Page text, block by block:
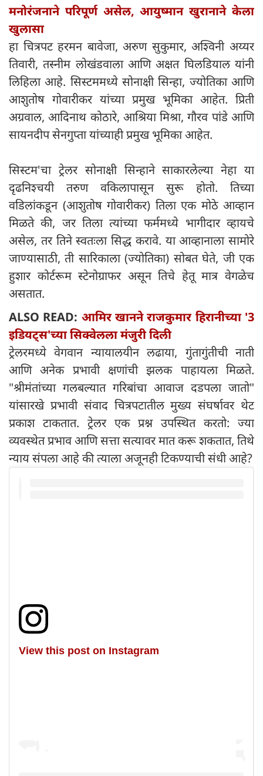
मनोरंजनाने परिपूर्ण असेल, आयुष्मान खुरानाने केला
खुलासा
हा चित्रपट हरमन बावेजा, अरुण सुकुमार, अश्विनी अय्यर
तिवारी, तस्नीम लोखंडवाला आणि अक्षत घिलडियाल यांनी
लिहिला आहे. सिस्टममध्ये सोनाक्षी सिन्हा, ज्योतिका आणि
आशुतोष गोवारीकर यांच्या प्रमुख भूमिका आहेत. प्रिती
अग्रवाल, आदिनाथ कोठारे, आश्रिया मिश्रा, गौरव पांडे आणि
सायनदीप सेनगुप्ता यांच्याही प्रमुख भूमिका आहेत.
सिस्टम'चा ट्रेलर सोनाक्षी सिन्हाने साकारलेल्या नेहा या
दृढनिश्चयी तरुण वकिलापासून सुरू होतो. तिच्या
वडिलांकडून (आशुतोष गोवारीकर) तिला एक मोठे आव्हान
मिळते की, जर तिला त्यांच्या फर्ममध्ये भागीदार व्हायचे
असेल, तर तिने स्वतःला सिद्ध करावे. या आव्हानाला सामोरे
जाण्यासाठी, ती सारिकाला (ज्योतिका) सोबत घेते, जी एक
हुशार कोर्टरूम स्टेनोग्राफर असून तिचे हेतू मात्र वेगळेच
असतात.
ALSO READ: आमिर खानने राजकुमार हिरानीच्या '3
इडियट्स'च्या सिक्वेलला मंजुरी दिली
ट्रेलरमध्ये वेगवान न्यायालयीन लढाया, गुंतागुंतीची नाती
आणि अनेक प्रभावी क्षणांची झलक पाहायला मिळते.
"श्रीमंतांच्या गलबल्यात गरिबांचा आवाज दडपला जातो"
यांसारखे प्रभावी संवाद चित्रपटातील मुख्य संघर्षावर थेट
प्रकाश टाकतात. ट्रेलर एक प्रश्न उपस्थित करतो: ज्या
व्यवस्थेत प्रभाव आणि सत्ता सत्यावर मात करू शकतात, तिथे
न्याय संपला आहे की त्याला अजूनही टिकण्याची संधी आहे?
View this post on Instagram